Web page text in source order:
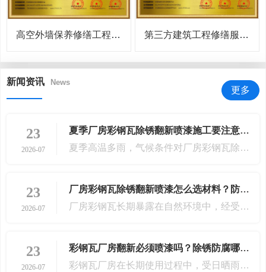
高空外墙保养修缮工程服务企业资质（一级）证书完整解读 第三方建筑工程修缮服务企业资质证书
新闻资讯 News
更多
23
2026-07
夏季厂房彩钢瓦除锈翻新喷漆施工要注意什么？
夏季高温多雨，气候条件对厂房彩钢瓦除锈翻新喷漆施工提出了特殊要求。为确保工程质量和施工安全，必须针对季节特点制定详细的施工方案并严格执行
23
2026-07
厂房彩钢瓦除锈翻新喷漆怎么选材料？防腐漆选购指南
厂房彩钢瓦长期暴露在自然环境中，经受风吹雨打、日晒雨淋以及工业大气侵蚀，极易出现锈蚀、涂层剥落甚至漏水现象。进行除锈翻新喷漆时，材料的选择直接决定了后续的防护效
23
2026-07
彩钢瓦厂房翻新必须喷漆吗？除锈防腐哪种方式效果好
彩钢瓦厂房在长期使用过程中，受日晒雨淋、工业废气及温湿度变化影响，容易出现锈蚀、漏水及涂层剥落等问题。面对厂房翻新，许多管理者会产生疑问